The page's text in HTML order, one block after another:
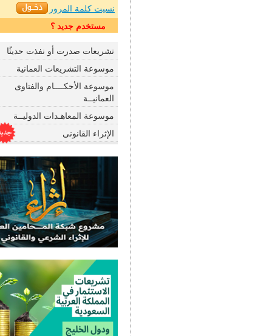
نسيت كلمة المرور
مستخدم جديد ؟
تشريعات صدرت أو نفذت حديثًا
موسوعة التشريعات العمانية
موسوعة الأحكــــام والفتاوى
العمانيــة
موسوعة المعاهـدات الدوليــة
الإثراء القانونى